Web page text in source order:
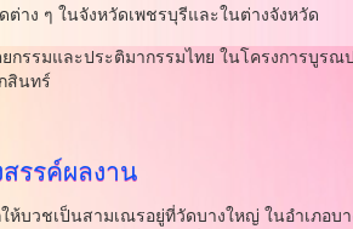
ๆ ในจังหวัดเพชรบุรีและในต่างจังหวัด
มและประติมากรรมไทย ในโครงการบูรณ
สินทร์
รรค์ผลงาน
ชเป็นสามเณรอยู่ที่วัดบางใหญ่ ในอําเภอบา